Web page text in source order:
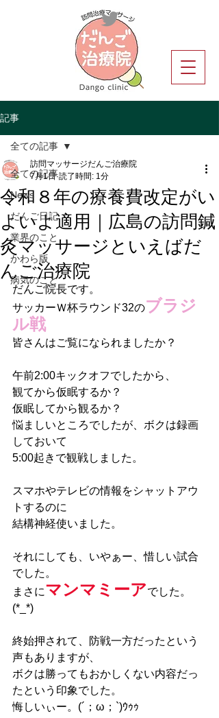
記事
全ての記事
News
だんご日記
業界のこと
かわら版
病気のこと
全ての記事
令和８年の療養費改定がい
よいよ適用｜広島の訪問鍼
灸マッサージといえばだ
んご治療院
訪問マッサージだんご治療院
7月1日 読了時間: 1分
だんご院長です。
サッカーＷ杯ラウンド32のブラジ
ル戦
皆さんはご覧になられましたか？
午前2:00キックオフでしたから、
観てから仮眠するか？
仮眠してから観るか？
悩ましいところでしたが、ボクは録画
しておいて
5:00起きで観戦しました。
スマホやテレビの情報をシャットアウ
トするのに
結構神経使いました。
それにしても、いやぁー、惜しい試合
でした。
まさにマンマミーアでした。
(*_*)
終始押されて、防戦一方だったという
声もありますが、
ボクは勝ってもおかしくない内容だっ
たという印象でした。
悔しいぃー。(´；ω；`)ｳｩｩ